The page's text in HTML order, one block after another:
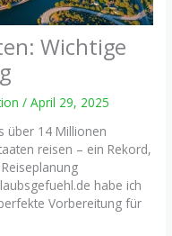
Wichtige
/April 29, 2025
über 14 Millionen
reisen – ein Rekord,
habe ich
Vorbereitung für